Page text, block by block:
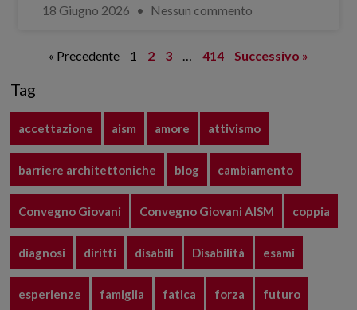
18 Giugno 2026 Nessun commento
« Precedente 1 2 3 … 414 Successivo »
Tag
accettazione aism amore attivismo
barriere architettoniche blog cambiamento
Convegno Giovani Convegno Giovani AISM coppia
diagnosi diritti disabili Disabilità esami
esperienze famiglia fatica forza futuro